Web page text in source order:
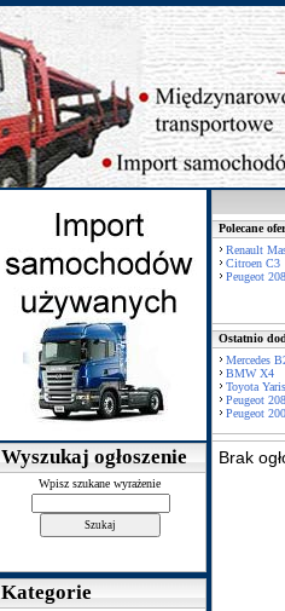
Wyszukaj ogłoszenie
Wpisz szukane wyrażenie
Kategorie
Polecane
Renault
Citroen C3
Peugeot 208
Ostatnio
Mercedes
BMW X4
Toyota Yaris
Peugeot 208
Peugeot
Brak